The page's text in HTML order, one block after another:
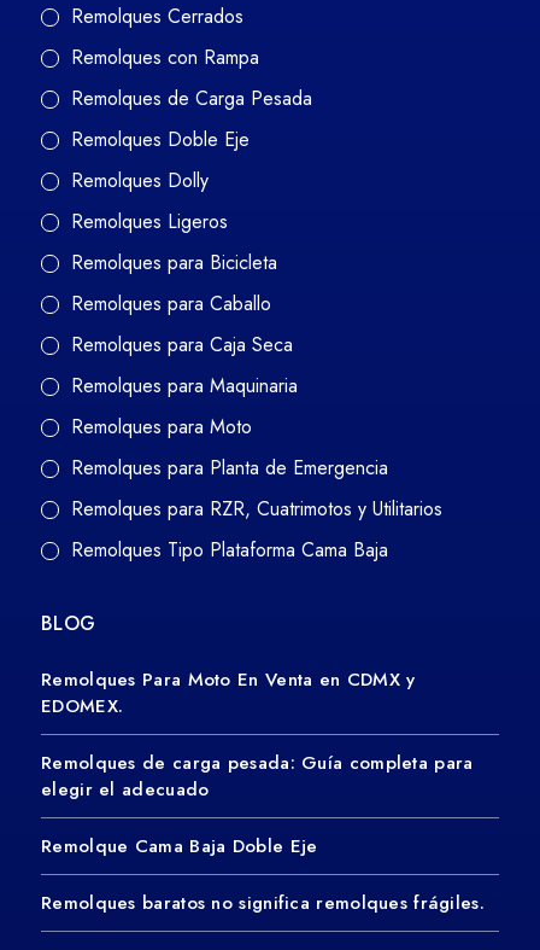
Remolques Cerrados
Remolques con Rampa
Remolques de Carga Pesada
Remolques Doble Eje
Remolques Dolly
Remolques Ligeros
Remolques para Bicicleta
Remolques para Caballo
Remolques para Caja Seca
Remolques para Maquinaria
Remolques para Moto
Remolques para Planta de Emergencia
Remolques para RZR, Cuatrimotos y Utilitarios
Remolques Tipo Plataforma Cama Baja
BLOG
Remolques Para Moto En Venta en CDMX y
EDOMEX.
Remolques de carga pesada: Guía completa para
elegir el adecuado
Remolque Cama Baja Doble Eje
Remolques baratos no significa remolques frágiles.